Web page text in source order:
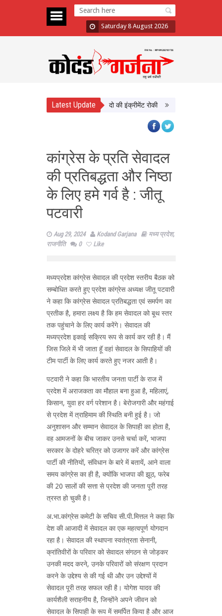
Saturday 8 August 2026
Latest Update
दिखाई सख्ती, 3 अधिकारी निलंबित; दो की इंक्रीमेंट रोकी पंजाब चुनाव से पहले PM
कांग्रेस के प्रति सेवादल
की प्रतिबद्धता और निष्ठा
के लिए हमे गर्व है : जीतू
पटवारी
Aug 29, 2024 Kodand Garjana मध्य प्रदेश,
राजनीति
0 Like
मध्यप्रदेश कांग्रेस सेवादल की प्रदेश स्तरीय बैठक को
सम्बोधित करते हुए प्रदेश कांग्रेस अध्यक्ष जीतू पटवारी
ने कहा कि कांग्रेस सेवादल प्रतिबद्धता एवं समर्पण का
प्रतीक है, हमारा लक्ष्य है कि हम सेवादल को बूथ स्तर
तक पहुंचाने के लिए कार्य करेंगे। सेवादल की
मध्यप्रदेश इकाई सक्रिय रूप से कार्य कर रही है। मैं
जिस जिले में भी जाता हॅू वहां सेवादल के सिपाहियों की
टीम पार्टी के लिए कार्य करते हुए नजर आती है।
पटवारी ने कहा कि भारतीय जनता पार्टी के राज में
प्रदेश में अराजकता का मौहाल बना हुआ है, महिलाएं,
किसान, युवा हर वर्ग परेशान है। बेरोजगारी और महंगाई
से प्रदेश में त्राहिमाम की स्थिति बनी हुई है। जो
अनुशासन और सम्मान सेवादल के सिपाही का होता है,
वह आमजनों के बीच जाकर उनसे चर्चा करें, भाजपा
सरकार के दोहरे चरित्र को उजागर करें और कांग्रेस
पार्टी की नीतियों, संविधान के बारे में बतायें, आने वाला
समय कांग्रेस का ही है, क्योंकि भाजपा की झूठ, फरेब
की 20 सालों की सत्ता से प्रदेश की जनता पूरी तरह
त्रस्त हो चुकी है।
अ.भा.कांग्रेस कमेटी के सचिव सी.पी.मित्तल ने कहा कि
देश की आजादी में सेवादल का एक महत्वपूर्ण योगदान
रहा है। सेवादल की स्थापना स्वतंत्रता सेनानी,
क्रांतिवीरों के परिवार को सेवादल संगठन से जोड़कर
उनकी मदद करने, उनके परिवारों को संरक्षण प्रदान
करने के उद्देश्य से की गई थी और उन उद्देश्यों में
सेवादल पूरी तरह सफल रही है। योगेश यादव की
कार्यशैली सराहनीय है, जिन्होंने अपने जीवन को
सेवादल के सिपाही के रूप में समर्पित किया है और आज